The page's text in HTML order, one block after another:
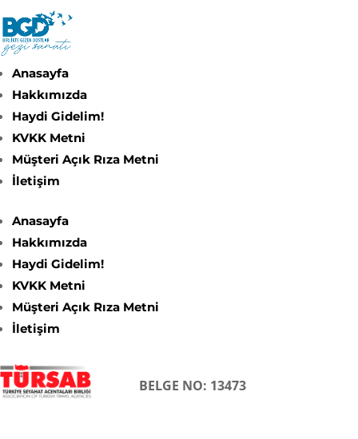
Anasayfa
Hakkımızda
Haydi Gidelim!
KVKK Metni
Müşteri Açık Rıza Metni
İletişim
Anasayfa
Hakkımızda
Haydi Gidelim!
KVKK Metni
Müşteri Açık Rıza Metni
İletişim
BELGE NO: 13473